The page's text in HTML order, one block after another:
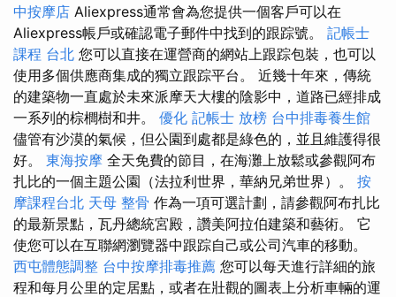
中按摩店 Aliexpress通常會為您提供一個客戶可以在
Aliexpress帳戶或確認電子郵件中找到的跟踪號。 記帳士
課程 台北 您可以直接在運營商的網站上跟踪包裝，也可以
使用多個供應商集成的獨立跟踪平台。 近幾十年來，傳統
的建築物一直處於未來派摩天大樓的陰影中，道路已經排成
一系列的棕櫚樹和井。 優化 記帳士 放榜 台中排毒養生館
儘管有沙漠的氣候，但公園到處都是綠色的，並且維護得很
好。 東海按摩 全天免費的節目，在海灘上放鬆或參觀阿布
扎比的一個主題公園（法拉利世界，華納兄弟世界）。 按
摩課程台北 天母 整骨 作為一項可選計劃，請參觀阿布扎比
的最新景點，瓦丹總統宮殿，讚美阿拉伯建築和藝術。 它
使您可以在互聯網瀏覽器中跟踪自己或公司汽車的移動。
西屯體態調整 台中按摩排毒推薦 您可以每天進行詳細的旅
程和每月公里的定居點，或者在壯觀的圖表上分析車輛的運